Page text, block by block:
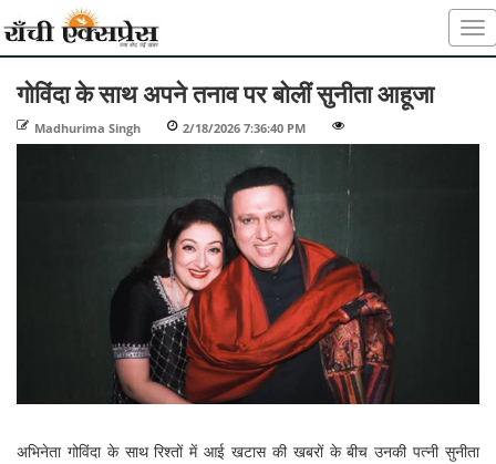
गोविंदा के साथ अपने तनाव पर बोलीं सुनीता आहूजा
Madhurima Singh 2/18/2026 7:36:40 PM
अभिनेता गोविंदा के साथ रिश्तों में आई खटास की खबरों के बीच उनकी पत्नी सुनीता